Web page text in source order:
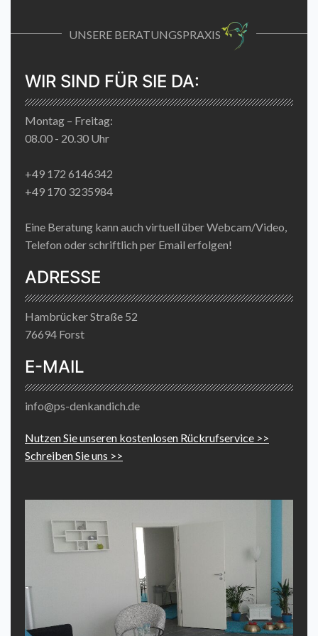
UNSERE BERATUNGSPRAXIS
WIR SIND FÜR SIE DA:
Montag – Freitag:
08.00 - 20.30 Uhr
+49 172 6146342
+49 170 3235984
Eine Beratung kann auch virtuell über Webcam/Video,
Telefon oder schriftlich per Email erfolgen!
ADRESSE
Hambrücker Straße 52
76694 Forst
E-MAIL
info@ps-denkandich.de
Nutzen Sie unseren kostenlosen Rückrufservice >>
Schreiben Sie uns >>